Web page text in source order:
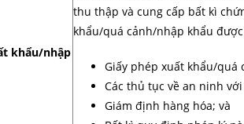
khẩu/nhập
thu thập và cung cấp bất kì
khẩu/quá cảnh/nhập khẩu
Giấy phép xuất khẩu/quá
Các thủ tục về an ninh
Giám định hàng hóa; và